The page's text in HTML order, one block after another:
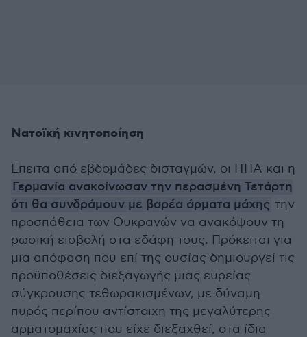
Νατοϊκή κινητοποίηση
Επειτα από εβδομάδες δισταγμών, οι ΗΠΑ και η
Γερμανία ανακοίνωσαν την περασμένη Τετάρτη
ότι θα συνδράμουν με βαρέα άρματα μάχης την
προσπάθεια των Ουκρανών να ανακόψουν τη
ρωσική εισβολή στα εδάφη τους. Πρόκειται για
μια απόφαση που επί της ουσίας δημιουργεί τις
προϋποθέσεις διεξαγωγής μιας ευρείας
σύγκρουσης τεθωρακισμένων, με δύναμη
πυρός περίπου αντίστοιχη της μεγαλύτερης
αρματομαχίας που είχε διεξαχθεί, στα ίδια